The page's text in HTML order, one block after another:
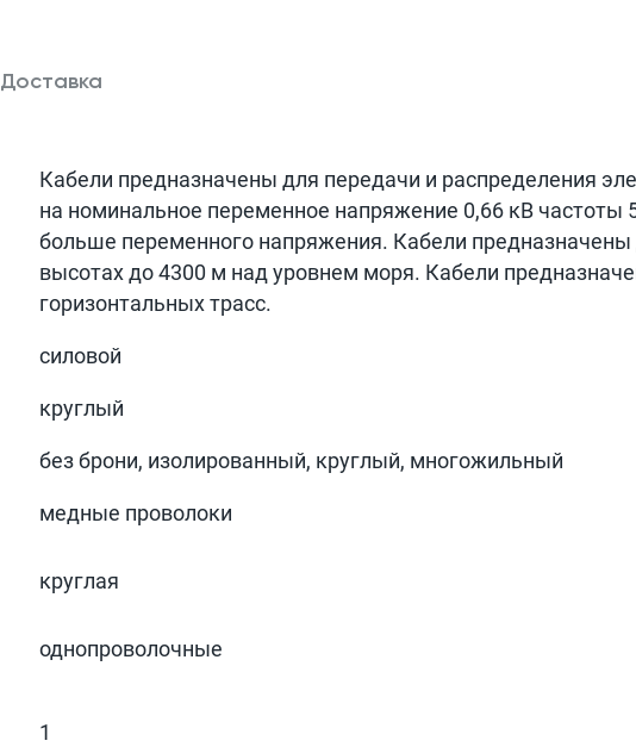
Доставка
Кабели предназначены для передачи и распределения
на номинальное переменное напряжение 0,66 кВ частоты
больше переменного напряжения. Кабели предназначены
высотах до 4300 м над уровнем моря. Кабели
горизонтальных трасс.
силовой
круглый
без брони, изолированный, круглый, многожильный
медные проволоки
круглая
однопроволочные
1